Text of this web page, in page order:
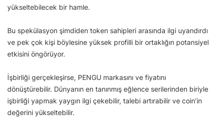
yükseltebilecek bir hamle.
Bu spekülasyon şimdiden token sahipleri arasında ilgi uyandırdı
ve pek çok kişi böylesine yüksek profilli bir ortaklığın potansiyel
etkisini öngörüyor.
İşbirliği gerçekleşirse, PENGU markasını ve fiyatını
dönüştürebilir. Dünyanın en tanınmış eğlence serilerinden biriyle
işbirliği yapmak yaygın ilgi çekebilir, talebi artırabilir ve coin’in
değerini yükseltebilir.